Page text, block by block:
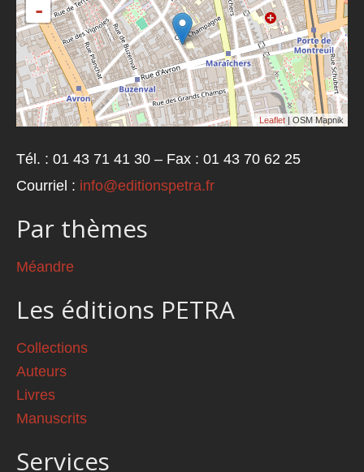
-
Leaflet | OSM Mapnik
Tél. : 01 43 71 41 30 – Fax : 01 43 70 62 25
Courriel : info@editionspetra.fr
Par thèmes
Méandre
Les éditions PETRA
Collections
Auteurs
Livres
Manuscrits
Services